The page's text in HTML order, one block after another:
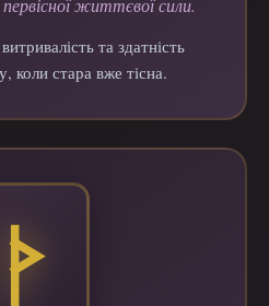
життєвої сили.
та здатність
коли стара вже тісна.